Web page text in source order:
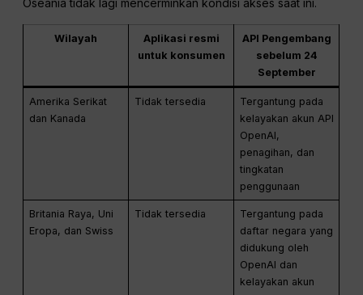
Oseania tidak lagi mencerminkan kondisi akses saat ini.
Wilayah
Aplikasi resmi
untuk konsumen
API Pengembang
sebelum 24
September
Amerika Serikat
dan Kanada
Tidak tersedia
Tergantung pada
kelayakan akun API
OpenAI,
penagihan, dan
tingkatan
penggunaan
Britania Raya, Uni
Eropa, dan Swiss
Tidak tersedia
Tergantung pada
daftar negara yang
didukung oleh
OpenAI dan
kelayakan akun